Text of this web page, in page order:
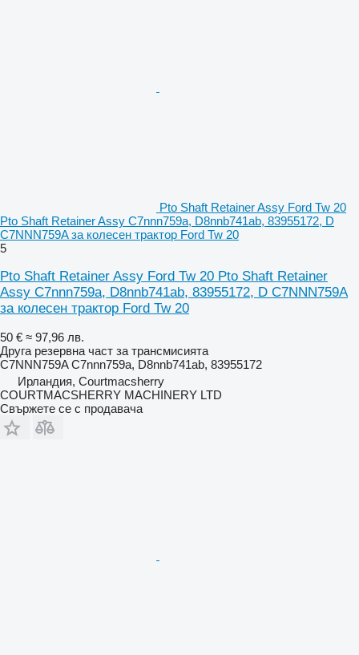
Pto Shaft Retainer Assy Ford Tw 20
Pto Shaft Retainer Assy C7nnn759a, D8nnb741ab, 83955172, D
C7NNN759A за колесен трактор Ford Tw 20
5
Pto Shaft Retainer Assy Ford Tw 20 Pto Shaft Retainer
Assy C7nnn759a, D8nnb741ab, 83955172, D C7NNN759A
за колесен трактор Ford Tw 20
50 € ≈ 97,96 лв.
Друга резервна част за трансмисията
C7NNN759A C7nnn759a, D8nnb741ab, 83955172
Ирландия, Courtmacsherry
COURTMACSHERRY MACHINERY LTD
Свържете се с продавача